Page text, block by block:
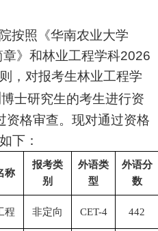
按照《华南农业大学
》和林业工程学科2026
，对报考生林业工程学
博士研究生的考生进行资
资格审查。现对通过资格
下：
称
报考类
别
外语类
型
外语分
数
程 非定向 CET-4 442